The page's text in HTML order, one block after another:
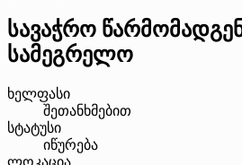
სავაჭრო
სამეგრელო
ხელფასი
შეთანხმებით
სტატუსი
იწურება